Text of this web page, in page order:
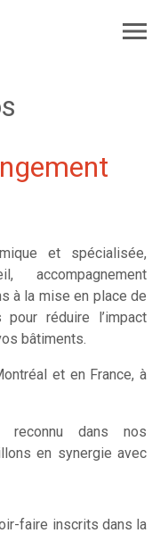
et spécialisée,
accompagnement
à la mise en place de
réduire l’impact
bâtiments.
et en France, à
reconnu dans nos
en synergie avec
faire inscrits dans la